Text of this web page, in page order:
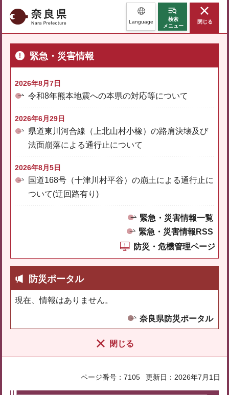
奈良県 Language
検索
メニュー
閉じる
緊急・災害情報
2026年8月7日
令和8年熊本地震への本県の対応等について
2026年6月29日
県道東川河合線（上北山村小橡）の路肩決壊及び
法面崩落による通行止について
2026年8月5日
国道168号（十津川村平谷）の崩土による通行止に
ついて(迂回路有り)
緊急・災害情報一覧
緊急・災害情報RSS
防災・危機管理ページ
防災ポータル
現在、情報はありません。
奈良県防災ポータル
閉じる
ページ番号：7105 更新日：2026年7月1日